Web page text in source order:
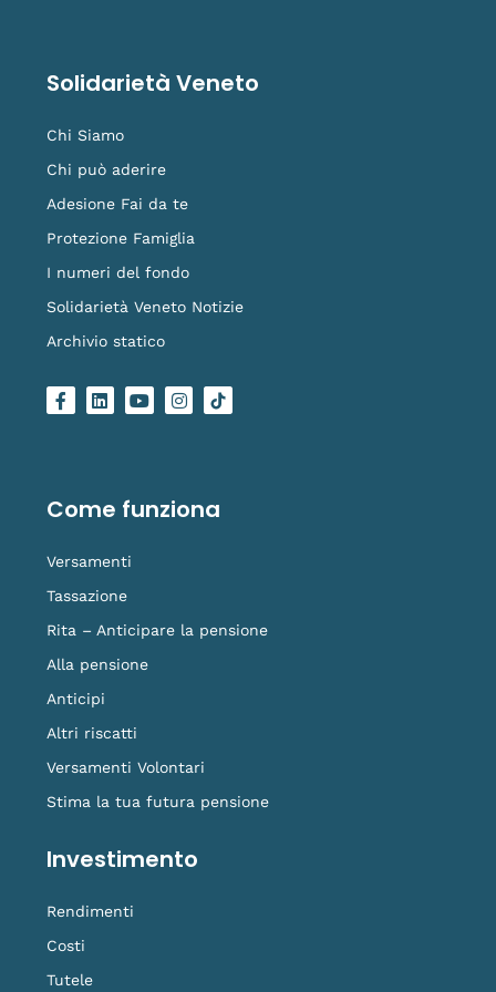
Solidarietà Veneto
Chi Siamo
Chi può aderire
Adesione Fai da te
Protezione Famiglia
I numeri del fondo
Solidarietà Veneto Notizie
Archivio statico
F
a
o
k
L
i
n
Y
o
I
n
a
L
o
k
Come funziona
Versamenti
Tassazione
Rita – Anticipare la pensione
Alla pensione
Anticipi
Altri riscatti
Versamenti Volontari
Stima la tua futura pensione
Investimento
Rendimenti
Costi
Tutele